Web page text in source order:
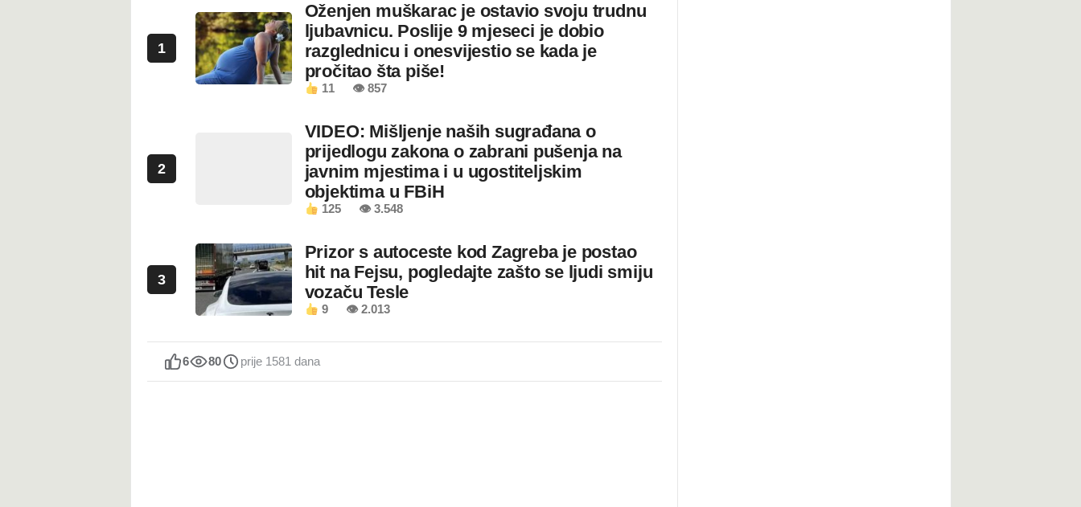
1
Oženjen muškarac je ostavio svoju trudnu
ljubavnicu. Poslije 9 mjeseci je dobio
razglednicu i onesvijestio se kada je
pročitao šta piše!
11 👁 857
2
VIDEO: Mišljenje naših sugrađana o
prijedlogu zakona o zabrani pušenja na
javnim mjestima i u ugostiteljskim
objektima u FBiH
125 👁 3.548
3
Prizor s autoceste kod Zagreba je postao
hit na Fejsu, pogledajte zašto se ljudi smiju
vozaču Tesle
9 👁 2.013
6 80 prije 1581 dana